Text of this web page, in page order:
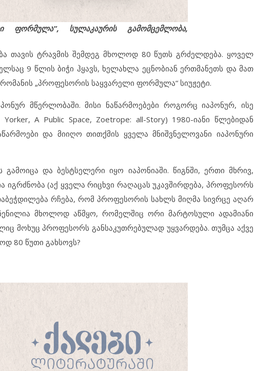
ფორმულა”, სულაკაურის გამომცემლობა,
თავის ტრავმის შემდეგ მხოლოდ 80 წუთს გრძელდება. ყოველ
9 წლის ბიჭი ჰყავს, ხელახლა ეცნობიან ერთმანეთს და მათ
„პროფესორის საყვარელი ფორმულა“ სიუჟეტი.
მწერლობაში. მისი ნაწარმოებები როგორც იაპონურ, ისე
A Public Space, Zoetrope: all-Story) 1980-იანი წლებიდან
და მიიღო თითქმის ყველა მნიშვნელოვანი იაპონური
და ბესტსელერი იყო იაპონიაში. წიგნში, ერთი მხრივ,
იგრძნობა (აქ ყველა რიცხვი რაღაცას უკავშირდება, პროფესორს
რჩება, რომ პროფესორის სახლს მიღმა სივრცე აღარ
მხოლოდ აწმყო, რომელშიც ორი მარტოსული ადამიანი
მოხუც პროფესორს განსაკუთრებულად უყვარდება. თუმცა აქვე
80 წუთი გახსოვს?